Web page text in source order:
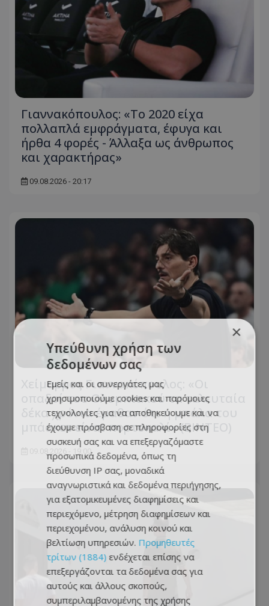
Γιαννακόπουλος: «Το 2020 είχα
πολλαπλά εμφράγματα, έφυγα και
ήρθα 4 φορές - Άλλαξα ως άνθρωπος
και χαρακτήρας»
09.08.2026 - 20:17
Χείμαρρος Γιαννακόπουλος: «Οι
οπαδοί του Ολυμπιακού τα τελευταία
δέκα χρόνια έμαθαν ότι η μπάλα του
μπάσκετ είναι πορτοκαλί» (ΒΙΝΤΕΟ)
09.08.2026 - 19:00
×
Υπεύθυνη χρήση των
δεδομένων σας
Εμείς και οι συνεργάτες μας
χρησιμοποιούμε cookies και παρόμοιες
τεχνολογίες για να αποθηκεύουμε και να
έχουμε πρόσβαση σε πληροφορίες στη
συσκευή σας και να επεξεργαζόμαστε
προσωπικά δεδομένα, όπως τη
διεύθυνση IP σας, μοναδικά
αναγνωριστικά και δεδομένα περιήγησης,
για εξατομικευμένες διαφημίσεις και
περιεχόμενο, μέτρηση διαφημίσεων και
περιεχομένου, ανάλυση κοινού και
βελτίωση υπηρεσιών. Προμηθευτές
τρίτων (1884) ενδέχεται επίσης να
επεξεργάζονται τα δεδομένα σας για
αυτούς και άλλους σκοπούς,
συμπεριλαμβανομένης της χρήσης